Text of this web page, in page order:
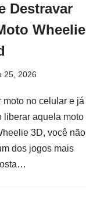
Destravar
Wheelie
25, 2026
moto no celular e já
liberar aquela moto
3D, você não
dos jogos mais